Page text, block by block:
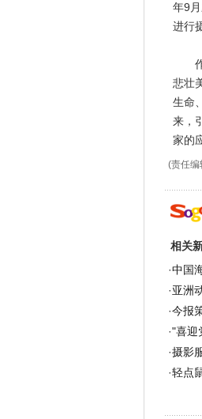
年9
进行
作
悲壮
生命
来，
家的
(责任编
相关
·中国
·亚洲
·今报
·"喜迎
·摄影
·轻点